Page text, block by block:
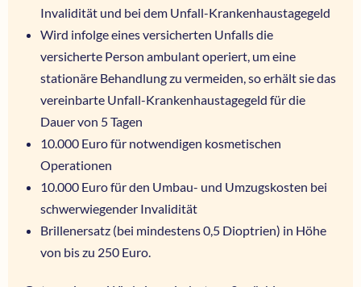
Invalidität und bei dem Unfall-Krankenhaustagegeld
Wird infolge eines versicherten Unfalls die
versicherte Person ambulant operiert, um eine
stationäre Behandlung zu vermeiden, so erhält sie das
vereinbarte Unfall-Krankenhaustagegeld für die
Dauer von 5 Tagen
10.000 Euro für notwendigen kosmetischen
Operationen
10.000 Euro für den Umbau- und Umzugskosten bei
schwerwiegender Invalidität
Brillenersatz (bei mindestens 0,5 Dioptrien) in Höhe
von bis zu 250 Euro.